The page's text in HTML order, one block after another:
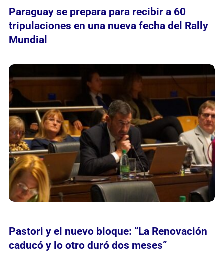
Paraguay se prepara para recibir a 60
tripulaciones en una nueva fecha del Rally
Mundial
Pastori y el nuevo bloque: “La Renovación
caducó y lo otro duró dos meses”